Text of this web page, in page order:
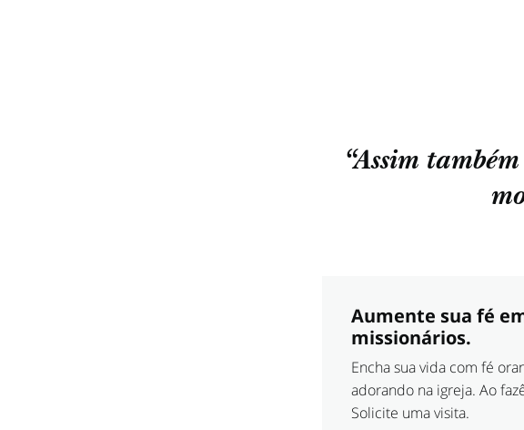
“Assim
Aumente sua fé
missionários.
Encha sua vida com fé
adorando na igreja. Ao
Solicite uma visita.